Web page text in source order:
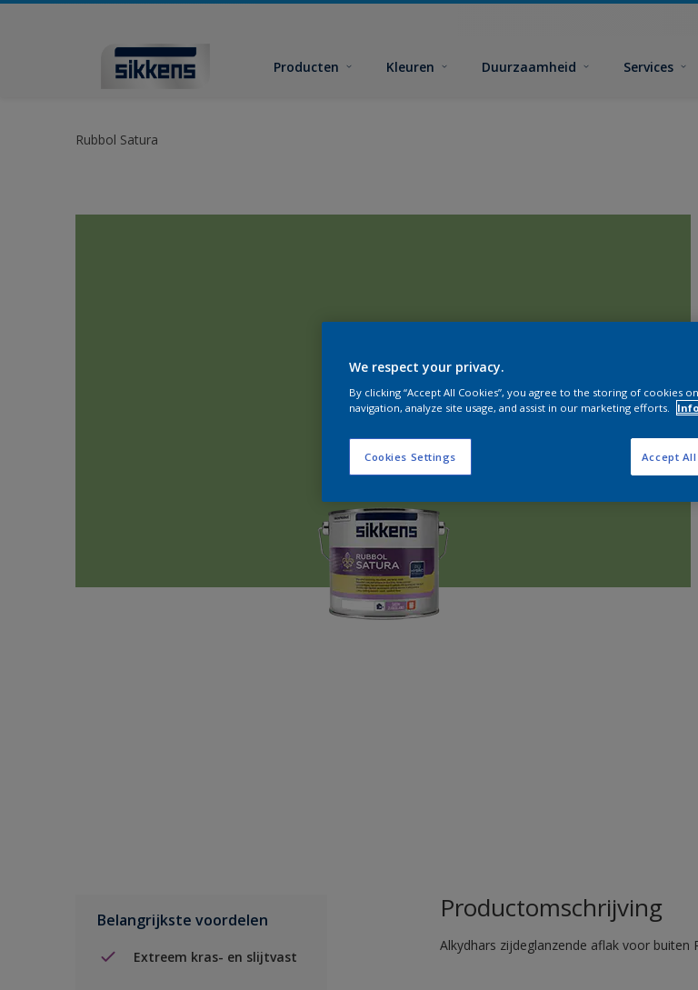
Producten Kleuren Duurzaamheid Services
Rubbol Satura
Belangrijkste voordelen
Extreem kras- en slijtvast
Productomschrijving
Alkydhars zijdeglanzende aflak voor buiten
We respect your privacy.
By clicking “Accept All Cookies”, you agree to the storing of cookies
navigation, analyze site usage, and assist in our marketing efforts.
Info
Cookies Settings Accept